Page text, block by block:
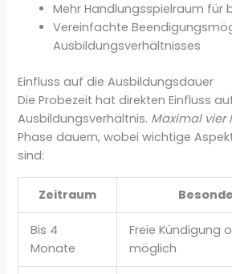
Mehr Handlungsspielraum für
Vereinfachte
Ausbildungsverhältnisses
Einfluss auf die Ausbildungsdauer
Die Probezeit hat direkten Einfluss
Ausbildungsverhältnis. Maximal vier
Phase dauern, wobei wichtige
sind:
Zeitraum
Bis 4
Monate
Freie Kündigung
möglich